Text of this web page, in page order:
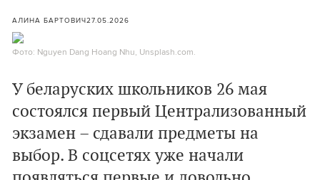
АЛИНА БАРТОВИЧ27.05.2026
Фото: Nguyen Dang Hoang Nhu, Unsplash.com.
У беларуских школьников 26 мая
состоялся первый Централизованный
экзамен – сдавали предметы на
выбор. В соцсетях уже начали